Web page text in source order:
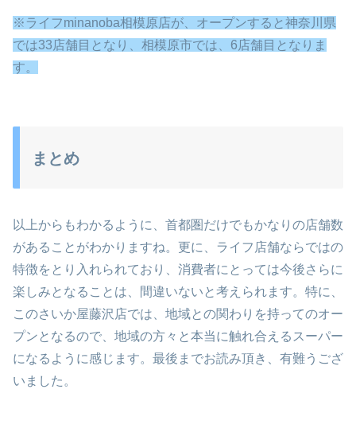
※ライフminanoba相模原店が、オープンすると神奈川県
では33店舗目となり、相模原市では、6店舗目となりま
す。
まとめ
以上からもわかるように、首都圏だけでもかなりの店舗数
があることがわかりますね。更に、ライフ店舗ならではの
特徴をとり入れられており、消費者にとっては今後さらに
楽しみとなることは、間違いないと考えられます。特に、
このさいか屋藤沢店では、地域との関わりを持ってのオー
プンとなるので、地域の方々と本当に触れ合えるスーパー
になるように感じます。最後までお読み頂き、有難うござ
いました。